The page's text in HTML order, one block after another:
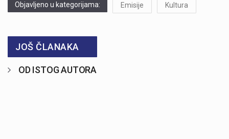
Objavljeno u kategorijama: Emisije Kultura
JOŠ ČLANAKA
OD ISTOG AUTORA